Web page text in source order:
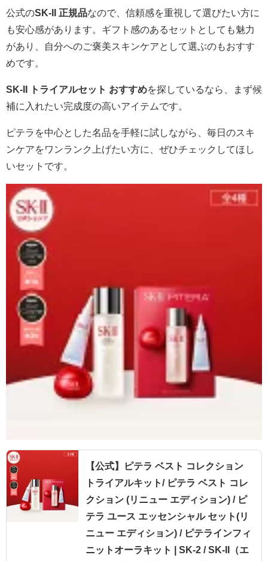
公式のSK-II 正規品なので、信頼感を重視して選びたい方に
も安心感があります。ギフト感のあるセットとしても魅力
があり、自分へのご褒美スキンケアとして選ぶのもおすす
めです。
SK-II トライアルセット おすすめを探しているなら、まず候
補に入れたい完成度の高いアイテムです。
ピテラを中心とした名品を手軽に試しながら、毎日のスキ
ンケアをワンランク上げたい方に、ぜひチェックしてほし
いセットです。
【公式】ピテラ ベスト コレクション
トライアルキット/ ピテラ ベスト コレ
クション (リニュー エディション) / ピ
テラ ユース エッセンシャル セット(リ
ニュー エディション) / ピテラインフィ
ニットオーラキット | SK-2 / SK-II（エ